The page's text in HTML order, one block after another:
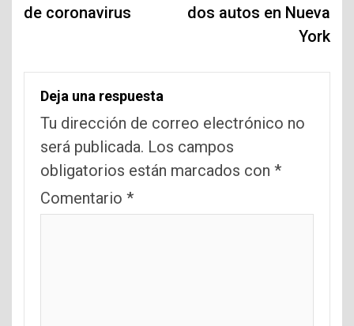
de coronavirus
dos autos en Nueva
York
Deja una respuesta
Tu dirección de correo electrónico no
será publicada. Los campos
obligatorios están marcados con *
Comentario *